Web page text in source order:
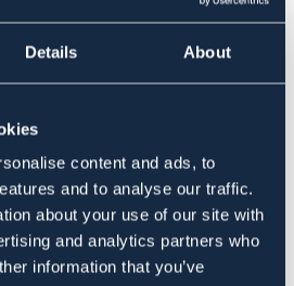
Details About
content and ads, to
and to analyse our traffic.
about your use of our site with
and analytics partners who
information that you’ve
i 600D med god
och 3000WP
kryssgjordar, bogveck